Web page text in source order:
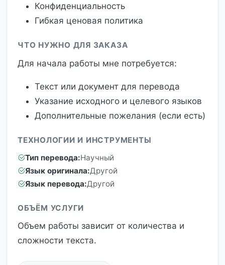
Конфиденциальность
Гибкая ценовая политика
ЧТО НУЖНО ДЛЯ ЗАКАЗА
Для начала работы мне потребуется:
Текст или документ для перевода
Указание исходного и целевого языков
Дополнительные пожелания (если есть)
ТЕХНОЛОГИИ И ИНСТРУМЕНТЫ
Тип перевода:Научный
Язык оригинала:Другой
Язык перевода:Другой
ОБЪЁМ УСЛУГИ
Объем работы зависит от количества и
сложности текста.